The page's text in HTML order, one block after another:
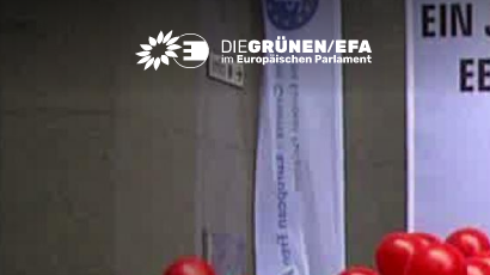
Greens/EFA Home